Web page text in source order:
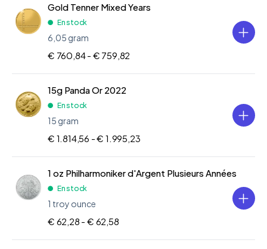
Gold Tenner Mixed Years
En stock
6,05 gram
€ 760,84 - € 759,82
15g Panda Or 2022
En stock
15 gram
€ 1.814,56 -€ 1.995,23
1 oz Philharmoniker d'Argent Plusieurs Années
En stock
1 troy ounce
€ 62,28 - € 62,58